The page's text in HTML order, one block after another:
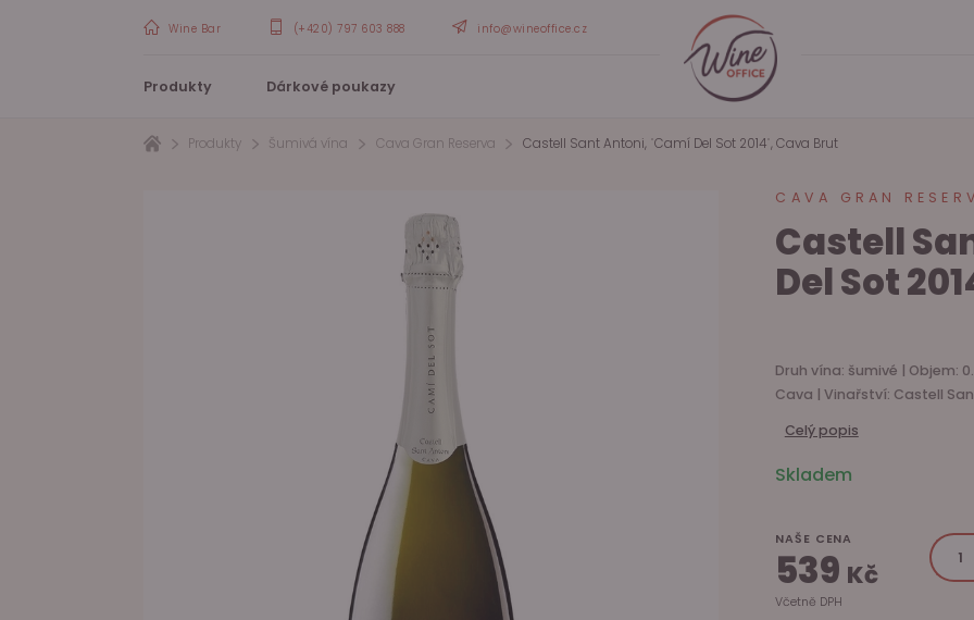
Wine Bar (+420) 797 603 888 info@wineoffice.cz
Produkty Dárkové poukazy
Produkty Šumivá vína Cava Gran Reserva Castell Sant Antoni, ˈCamí Del Sot 2014ˈ, Cava Brut
CAVA GRAN
Castell
Del Sot
Druh vína: šumivé | Objem:
Cava | Vinařství: Castell
Celý popis
Skladem
NAŠE CENA
539 Kč
Včetně DPH